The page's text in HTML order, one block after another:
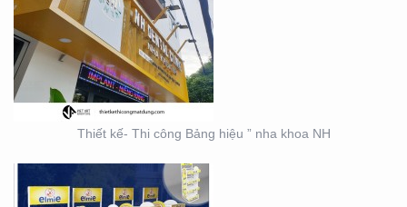
Thiết kế- Thi công Bảng hiệu ” nha khoa NH
THIẾT KẾ SẢN XUẤT KỆ
TRƯNG BÀY ĐẠI LÝ TẠI
TP. HỒ CHÍ MINH